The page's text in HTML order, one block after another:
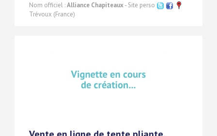
Nom officiel :Alliance Chapiteaux- Site perso
Trévoux (France)